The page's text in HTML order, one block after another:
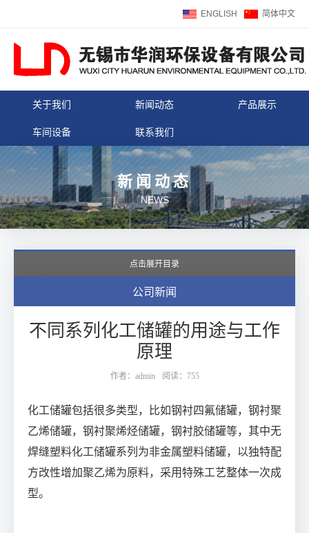
ENGLISH 简体中文
关于我们 新闻动态 产品展示
车间设备 联系我们
新闻动态
NEWS
点击展开目录
公司新闻
不同系列化工储罐的用途与工作
原理
作者：admin 阅读：755
化工储罐包括很多类型，比如钢衬四氟储罐，钢衬聚
乙烯储罐，钢衬聚烯烃储罐，钢衬胶储罐等，其中无
焊缝塑料化工储罐系列为非金属塑料储罐，以独特配
方改性增加聚乙烯为原料，采用特殊工艺整体一次成
型。